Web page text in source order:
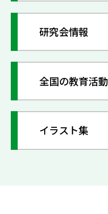
研究会情報
全国の教育活動
イラスト集